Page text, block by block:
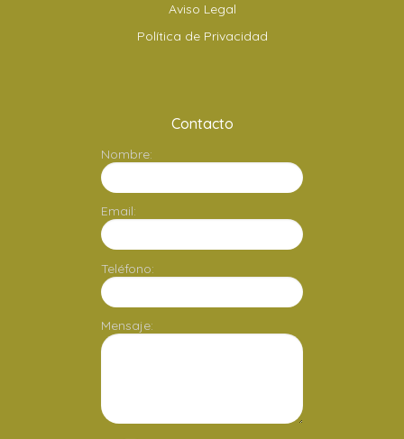
Aviso Legal
Política de Privacidad
Contacto
Nombre:
Email:
Teléfono:
Mensaje: